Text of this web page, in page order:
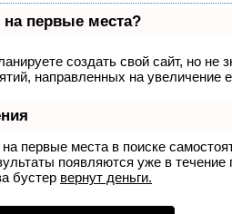
на первые места?
создать свой сайт, но не
направленных на увеличение
первые места в поиске
появляются уже в
бустер вернут деньги.